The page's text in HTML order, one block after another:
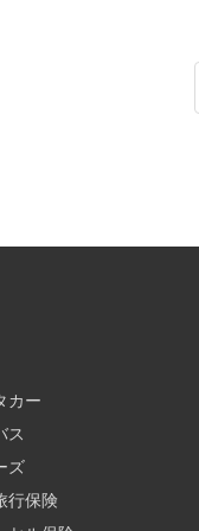
カー
ス
ズ
行保険